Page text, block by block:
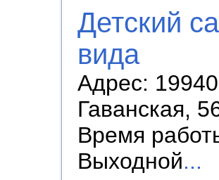
Детский
вида
Адрес:
Гаванская,
Время
Выходной...